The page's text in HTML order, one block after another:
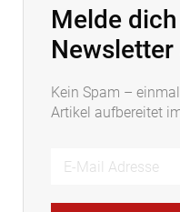
Melde
Newsletter
Kein Spam –
Artikel aufbereitet